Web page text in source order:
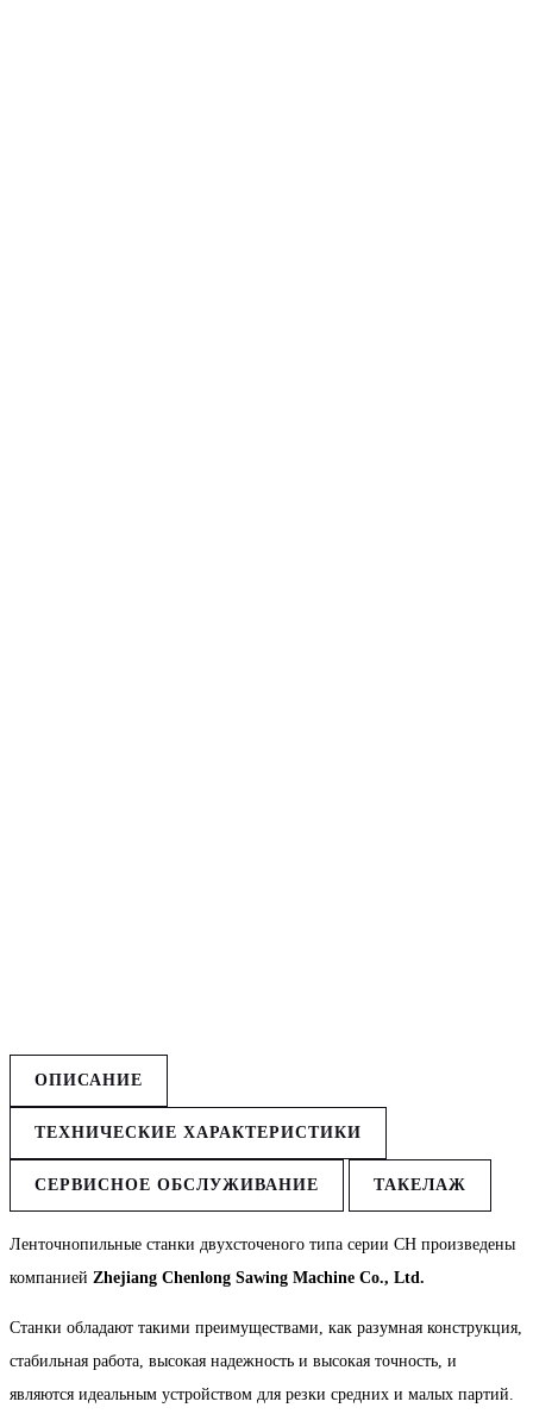
ОПИСАНИЕ
ТЕХНИЧЕСКИЕ ХАРАКТЕРИСТИКИ
СЕРВИСНОЕ ОБСЛУЖИВАНИЕ ТАКЕЛАЖ
Ленточнопильные станки двухсточеного типа серии CH произведены
компанией Zhejiang Chenlong Sawing Machine Co., Ltd .
Станки обладают такими преимуществами, как разумная конструкция,
стабильная работа, высокая надежность и высокая точность, и
являются идеальным устройством для резки средних и малых партий.